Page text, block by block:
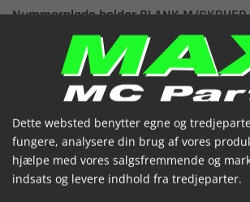
Nummerplade holder BLANK M/SKRUER
533574 / 558882 - BLANK M/SKRUER
Varenummer: 121890

Dette websted benytter egne og
fungere, analysere din brug af vores
hjælpe med vores salgsfremmende og
indsats og levere indhold fra tredjeparter.